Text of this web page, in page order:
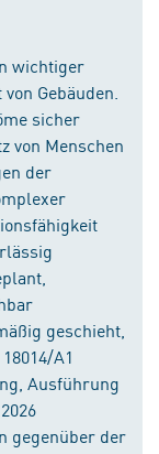
wichtiger
Gebäuden.
sicher
von Menschen
der
geschieht,
A1
Ausführung
gegenüber der